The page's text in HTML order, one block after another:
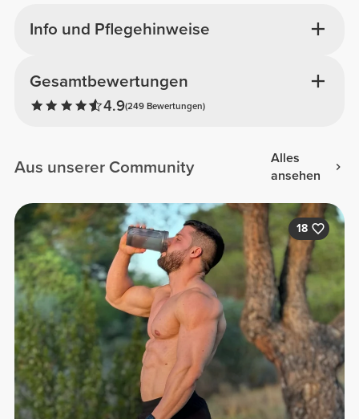
Info und Pflegehinweise
Gesamtbewertungen
4.9(249 Bewertungen)
Aus unserer Community
Alles
ansehen
18